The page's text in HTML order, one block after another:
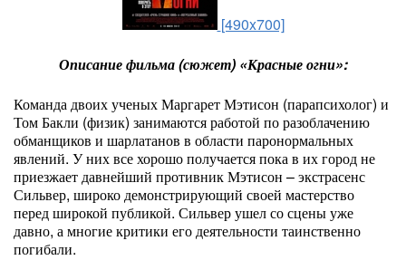
[490x700]
Описание фильма (сюжет) «Красные огни»:
Команда двоих ученых Маргарет Мэтисон (парапсихолог) и
Том Бакли (физик) занимаются работой по разоблачению
обманщиков и шарлатанов в области паронормальных
явлений. У них все хорошо получается пока в их город не
приезжает давнейший противник Мэтисон – экстрасенс
Сильвер, широко демонстрирующий своей мастерство
перед широкой публикой. Сильвер ушел со сцены уже
давно, а многие критики его деятельности таинственно
погибали.